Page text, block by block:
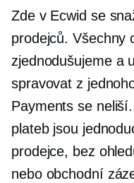
Zde v Ecwid se
prodejců. Všechny
zjednodušujeme a
spravovat z
Payments se
plateb jsou
prodejce, bez
nebo obchodní